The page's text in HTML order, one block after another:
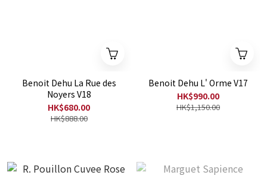
Benoit Dehu La Rue des
Noyers V18
HK$680.00
HK$888.00
Benoit Dehu L' Orme V17
HK$990.00
HK$1,150.00